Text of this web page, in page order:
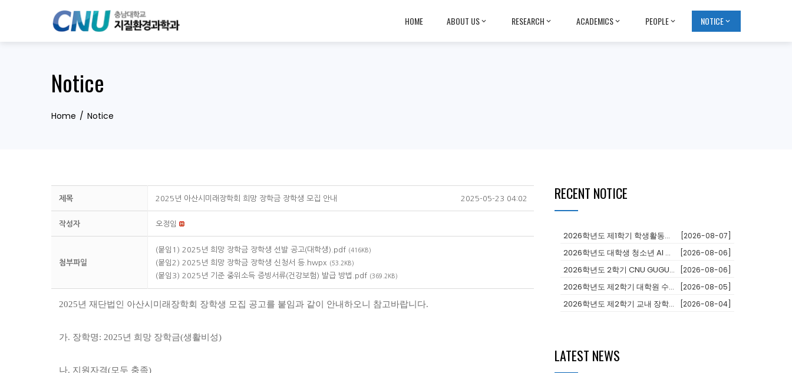
HOME ABOUT US RESEARCH ACADEMICS PEOPLE NOTICE
Notice
Home Notice
제목 2025년 아산시미래장학회 희망 장학금 장학생 모집 안내 2025-05-23 04:02
작성자 오정임
첨부파일
(붙임1) 2025년 희망 장학금 장학생 선발 공고(대학생).pdf (416KB)
(붙임2) 2025년 희망 장학금 장학생 신청서 등.hwpx (53.2KB)
(붙임3) 2025년 기준 중위소득 증빙서류(건강보험) 발급 방법.pdf (369.2KB)
2025년 재단법인 아산시미래장학회 장학생 모집 공고를 붙임과 같이 안내하오니 참고바랍니다.
가. 장학명: 2025년 희망 장학금(생활비성)
나. 지원자격(모두 충족)
RECENT NOTICE
2026학년도 제1학기 학생활동장학금 대상자 추천 [2026-08-07]
2026학년도 대학생 청소년 AI 교육지원사업 장학생 [2026-08-06]
2026학년도 2학기 CNU GUGU(어학과정 및 단기연수)프로그램 참가... [2026-08-06]
2026학년도 제2학기 대학원 수료후연구생 등록 안내 [2026-08-05]
2026학년도 제2학기 교내 장학생 선발 안내 [2026-08-04]
LATEST NEWS